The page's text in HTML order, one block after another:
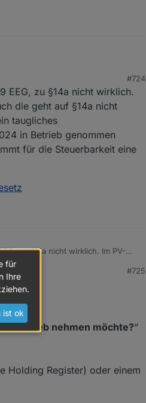
#724
EEG, zu §14a nicht wirklich.
die geht auf §14a nicht
taugliches
in Betrieb genommen
für die Steuerbarkeit eine
zu §14a nicht wirklich. Im PV-
auf §14a nicht wirklich ein. Da die
Speichersystem einsetzen.
Anforderungen dort (theoretisch
recht gut beschrieben.
#725
Betrieb nehmen möchte?“
Holding Register) oder einem
für
Ihre
ist ok